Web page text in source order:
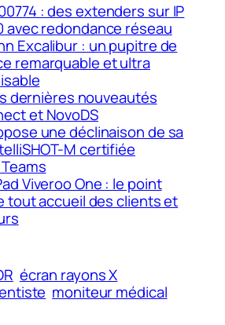
: des extenders sur IP
avec redondance réseau
Excalibur : un pupitre de
remarquable et ultra
dernières nouveautés
et NovoDS
une déclinaison de sa
M certifiée
Viveroo One : le point
tout accueil des clients et
écran rayons X
moniteur médical